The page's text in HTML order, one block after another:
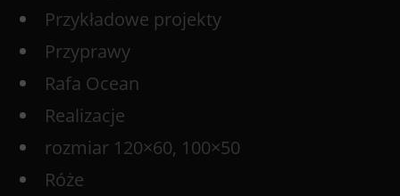
Przykładowe projekty
Przyprawy
Rafa Ocean
Realizacje
rozmiar 120×60, 100×50
Róże